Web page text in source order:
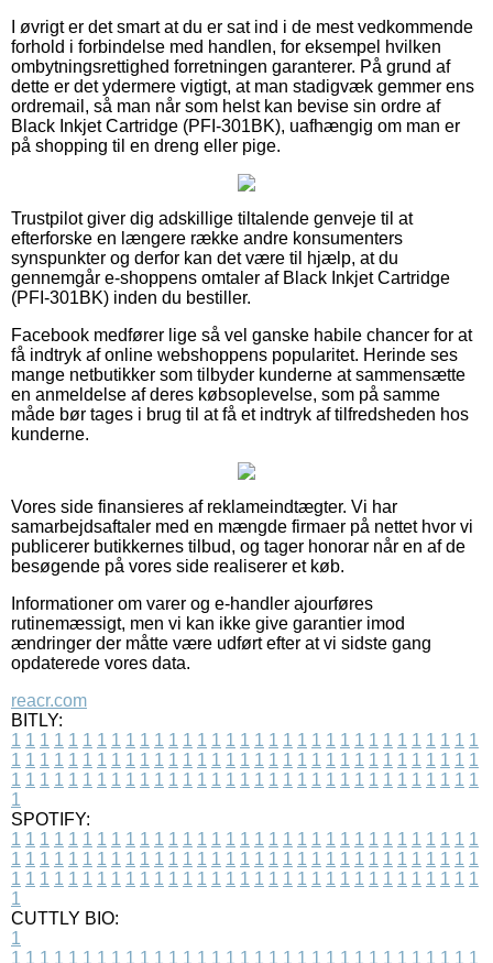
I øvrigt er det smart at du er sat ind i de mest vedkommende
forhold i forbindelse med handlen, for eksempel hvilken
ombytningsrettighed forretningen garanterer. På grund af
dette er det ydermere vigtigt, at man stadigvæk gemmer ens
ordremail, så man når som helst kan bevise sin ordre af
Black Inkjet Cartridge (PFI-301BK), uafhængig om man er
på shopping til en dreng eller pige.
Trustpilot giver dig adskillige tiltalende genveje til at
efterforske en længere række andre konsumenters
synspunkter og derfor kan det være til hjælp, at du
gennemgår e-shoppens omtaler af Black Inkjet Cartridge
(PFI-301BK) inden du bestiller.
Facebook medfører lige så vel ganske habile chancer for at
få indtryk af online webshoppens popularitet. Herinde ses
mange netbutikker som tilbyder kunderne at sammensætte
en anmeldelse af deres købsoplevelse, som på samme
måde bør tages i brug til at få et indtryk af tilfredsheden hos
kunderne.
Vores side finansieres af reklameindtægter. Vi har
samarbejdsaftaler med en mængde firmaer på nettet hvor vi
publicerer butikkernes tilbud, og tager honorar når en af de
besøgende på vores side realiserer et køb.
Informationer om varer og e-handler ajourføres
rutinemæssigt, men vi kan ikke give garantier imod
ændringer der måtte være udført efter at vi sidste gang
opdaterede vores data.
reacr.com
BITLY:
1 1 1 1 1 1 1 1 1 1 1 1 1 1 1 1 1 1 1 1 1 1 1 1 1 1 1 1 1 1 1 1 1
1 1 1 1 1 1 1 1 1 1 1 1 1 1 1 1 1 1 1 1 1 1 1 1 1 1 1 1 1 1 1 1 1
1 1 1 1 1 1 1 1 1 1 1 1 1 1 1 1 1 1 1 1 1 1 1 1 1 1 1 1 1 1 1 1 1
1
SPOTIFY:
1 1 1 1 1 1 1 1 1 1 1 1 1 1 1 1 1 1 1 1 1 1 1 1 1 1 1 1 1 1 1 1 1
1 1 1 1 1 1 1 1 1 1 1 1 1 1 1 1 1 1 1 1 1 1 1 1 1 1 1 1 1 1 1 1 1
1 1 1 1 1 1 1 1 1 1 1 1 1 1 1 1 1 1 1 1 1 1 1 1 1 1 1 1 1 1 1 1 1
1
CUTTLY BIO:
1
1 1 1 1 1 1 1 1 1 1 1 1 1 1 1 1 1 1 1 1 1 1 1 1 1 1 1 1 1 1 1 1 1